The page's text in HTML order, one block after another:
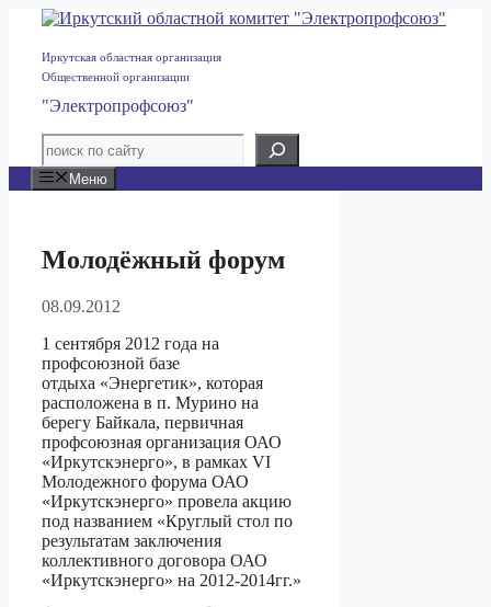
Перейти
содержимому
Иркутская областная организация
Общественной организации
"Электропрофсоюз"
Меню
Молодёжный форум
08.09.2012
1 сентября 2012 года на
профсоюзной базе
отдыха «Энергетик», которая
расположена в п. Мурино на
берегу Байкала, первичная
профсоюзная организация ОАО
«Иркутскэнерго», в рамках VI
Молодежного форума ОАО
«Иркутскэнерго» провела акцию
под названием «Круглый стол по
результатам заключения
коллективного договора ОАО
«Иркутскэнерго» на 2012-2014гг.»